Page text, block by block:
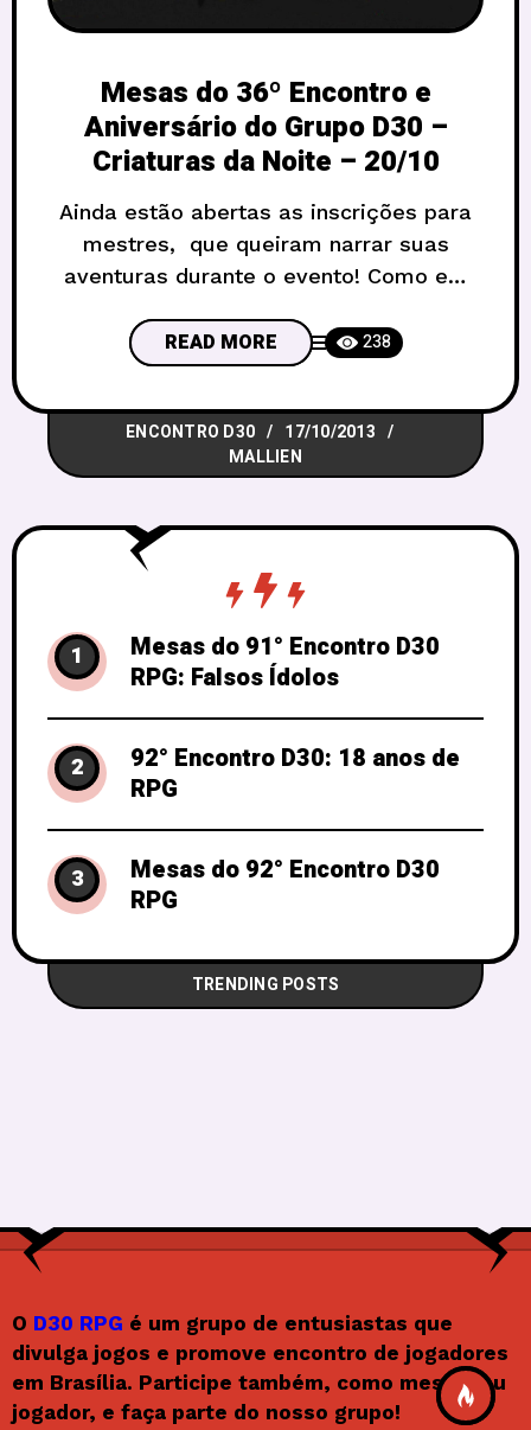
Mesas do 36º Encontro e
Aniversário do Grupo D30 –
Criaturas da Noite – 20/10
Ainda estão abertas as inscrições para
mestres, que queiram narrar suas
aventuras durante o evento! Como em
são feitas por esse formulário ! E
jogadores não precisam se inscrever,
basta chegar com disposição para jogar.
Recomendamos que os mestres levem
fichas de personagens prontas, para
READ MORE 238
ENCONTRO D30
17/10/2013
MALLIEN
1
Mesas do 91° Encontro D30
RPG: Falsos Ídolos
2
92° Encontro D30: 18 anos de
RPG
3
Mesas do 92° Encontro D30
RPG
TRENDING POSTS
O D30 RPG é um grupo de entusiastas que
divulga jogos e promove encontro de jogadores
em Brasília. Participe também, como mestre ou
jogador, e faça parte do nosso grupo!